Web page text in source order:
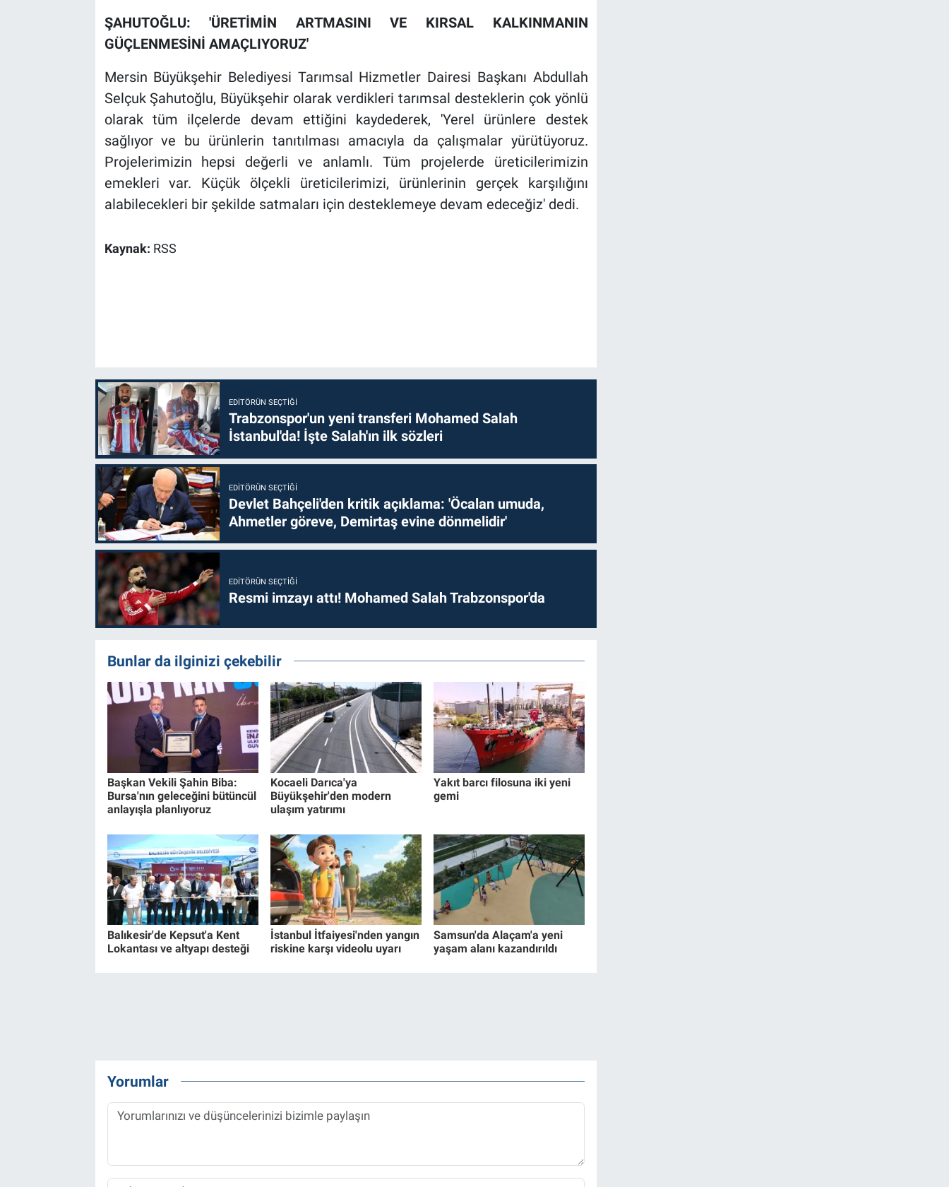
ŞAHUTOĞLU:
'ÜRETİMİN ARTMASINI VE KIRSAL KALKINMANIN
GÜÇLENMESİNİ AMAÇLIYORUZ'
Mersin Büyükşehir Belediyesi Tarımsal Hizmetler Dairesi Başkanı Abdullah
Selçuk Şahutoğlu, Büyükşehir olarak verdikleri tarımsal desteklerin çok yönlü
olarak tüm ilçelerde devam ettiğini kaydederek, 'Yerel ürünlere destek
sağlıyor ve bu ürünlerin tanıtılması amacıyla da çalışmalar yürütüyoruz.
Projelerimizin hepsi değerli ve anlamlı. Tüm projelerde üreticilerimizin
emekleri var. Küçük ölçekli üreticilerimizi, ürünlerinin gerçek karşılığını
alabilecekleri bir şekilde satmaları için desteklemeye devam edeceğiz' dedi.
Kaynak: RSS
EDITÖRÜN SEÇTIĞI
Trabzonspor'un yeni transferi Mohamed Salah
İstanbul'da! İşte Salah'ın ilk sözleri
EDITÖRÜN SEÇTIĞI
Devlet Bahçeli'den kritik açıklama: 'Öcalan umuda,
Ahmetler göreve, Demirtaş evine dönmelidir'
EDITÖRÜN SEÇTIĞI
Resmi imzayı attı! Mohamed Salah Trabzonspor'da
Bunlar da ilginizi çekebilir
Başkan Vekili Şahin Biba:
Bursa'nın geleceğini bütüncül
anlayışla planlıyoruz
Kocaeli Darıca'ya
Büyükşehir'den modern
ulaşım yatırımı
Yakıt barcı filosuna iki yeni
gemi
Balıkesir'de Kepsut'a Kent
Lokantası ve altyapı desteği
İstanbul İtfaiyesi'nden yangın
riskine karşı videolu uyarı
Samsun'da Alaçam'a yeni
yaşam alanı kazandırıldı
Yorumlar